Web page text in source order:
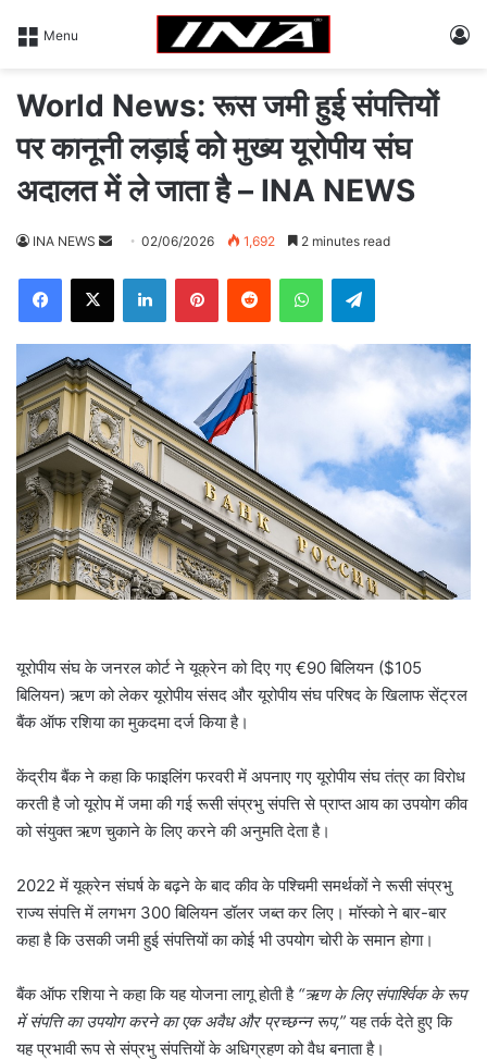
Menu
World News: रूस जमी हुई संपत्तियों
पर कानूनी लड़ाई को मुख्य यूरोपीय संघ
अदालत में ले जाता है – INA NEWS
INA NEWS
d
a
n
e
m
a
i
l
02/06/2026 1,692 2 minutes read
यूरोपीय संघ के जनरल कोर्ट ने यूक्रेन को दिए गए €90 बिलियन ($105
बिलियन) ऋण को लेकर यूरोपीय संसद और यूरोपीय संघ परिषद के खिलाफ सेंट्रल
बैंक ऑफ रशिया का मुकदमा दर्ज किया है।
केंद्रीय बैंक ने कहा कि फाइलिंग फरवरी में अपनाए गए यूरोपीय संघ तंत्र का विरोध
करती है जो यूरोप में जमा की गई रूसी संप्रभु संपत्ति से प्राप्त आय का उपयोग कीव
को संयुक्त ऋण चुकाने के लिए करने की अनुमति देता है।
2022 में यूक्रेन संघर्ष के बढ़ने के बाद कीव के पश्चिमी समर्थकों ने रूसी संप्रभु
राज्य संपत्ति में लगभग 300 बिलियन डॉलर जब्त कर लिए। मॉस्को ने बार-बार
कहा है कि उसकी जमी हुई संपत्तियों का कोई भी उपयोग चोरी के समान होगा।
बैंक ऑफ रशिया ने कहा कि यह योजना लागू होती है “ऋण के लिए संपार्श्विक के रूप
में संपत्ति का उपयोग करने का एक अवैध और प्रच्छन्न रूप,”यह तर्क देते हुए कि
यह प्रभावी रूप से संप्रभु संपत्तियों के अधिग्रहण को वैध बनाता है।